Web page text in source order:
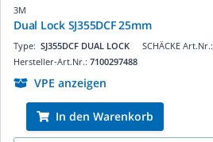
3M
Dual Lock SJ355DCF 25mm
SCHÄCKE Art.Nr.:
Type: SJ355DCF DUAL LOCK
Hersteller-Art.Nr.: 7100297488
VPE anzeigen
In den Warenkorb